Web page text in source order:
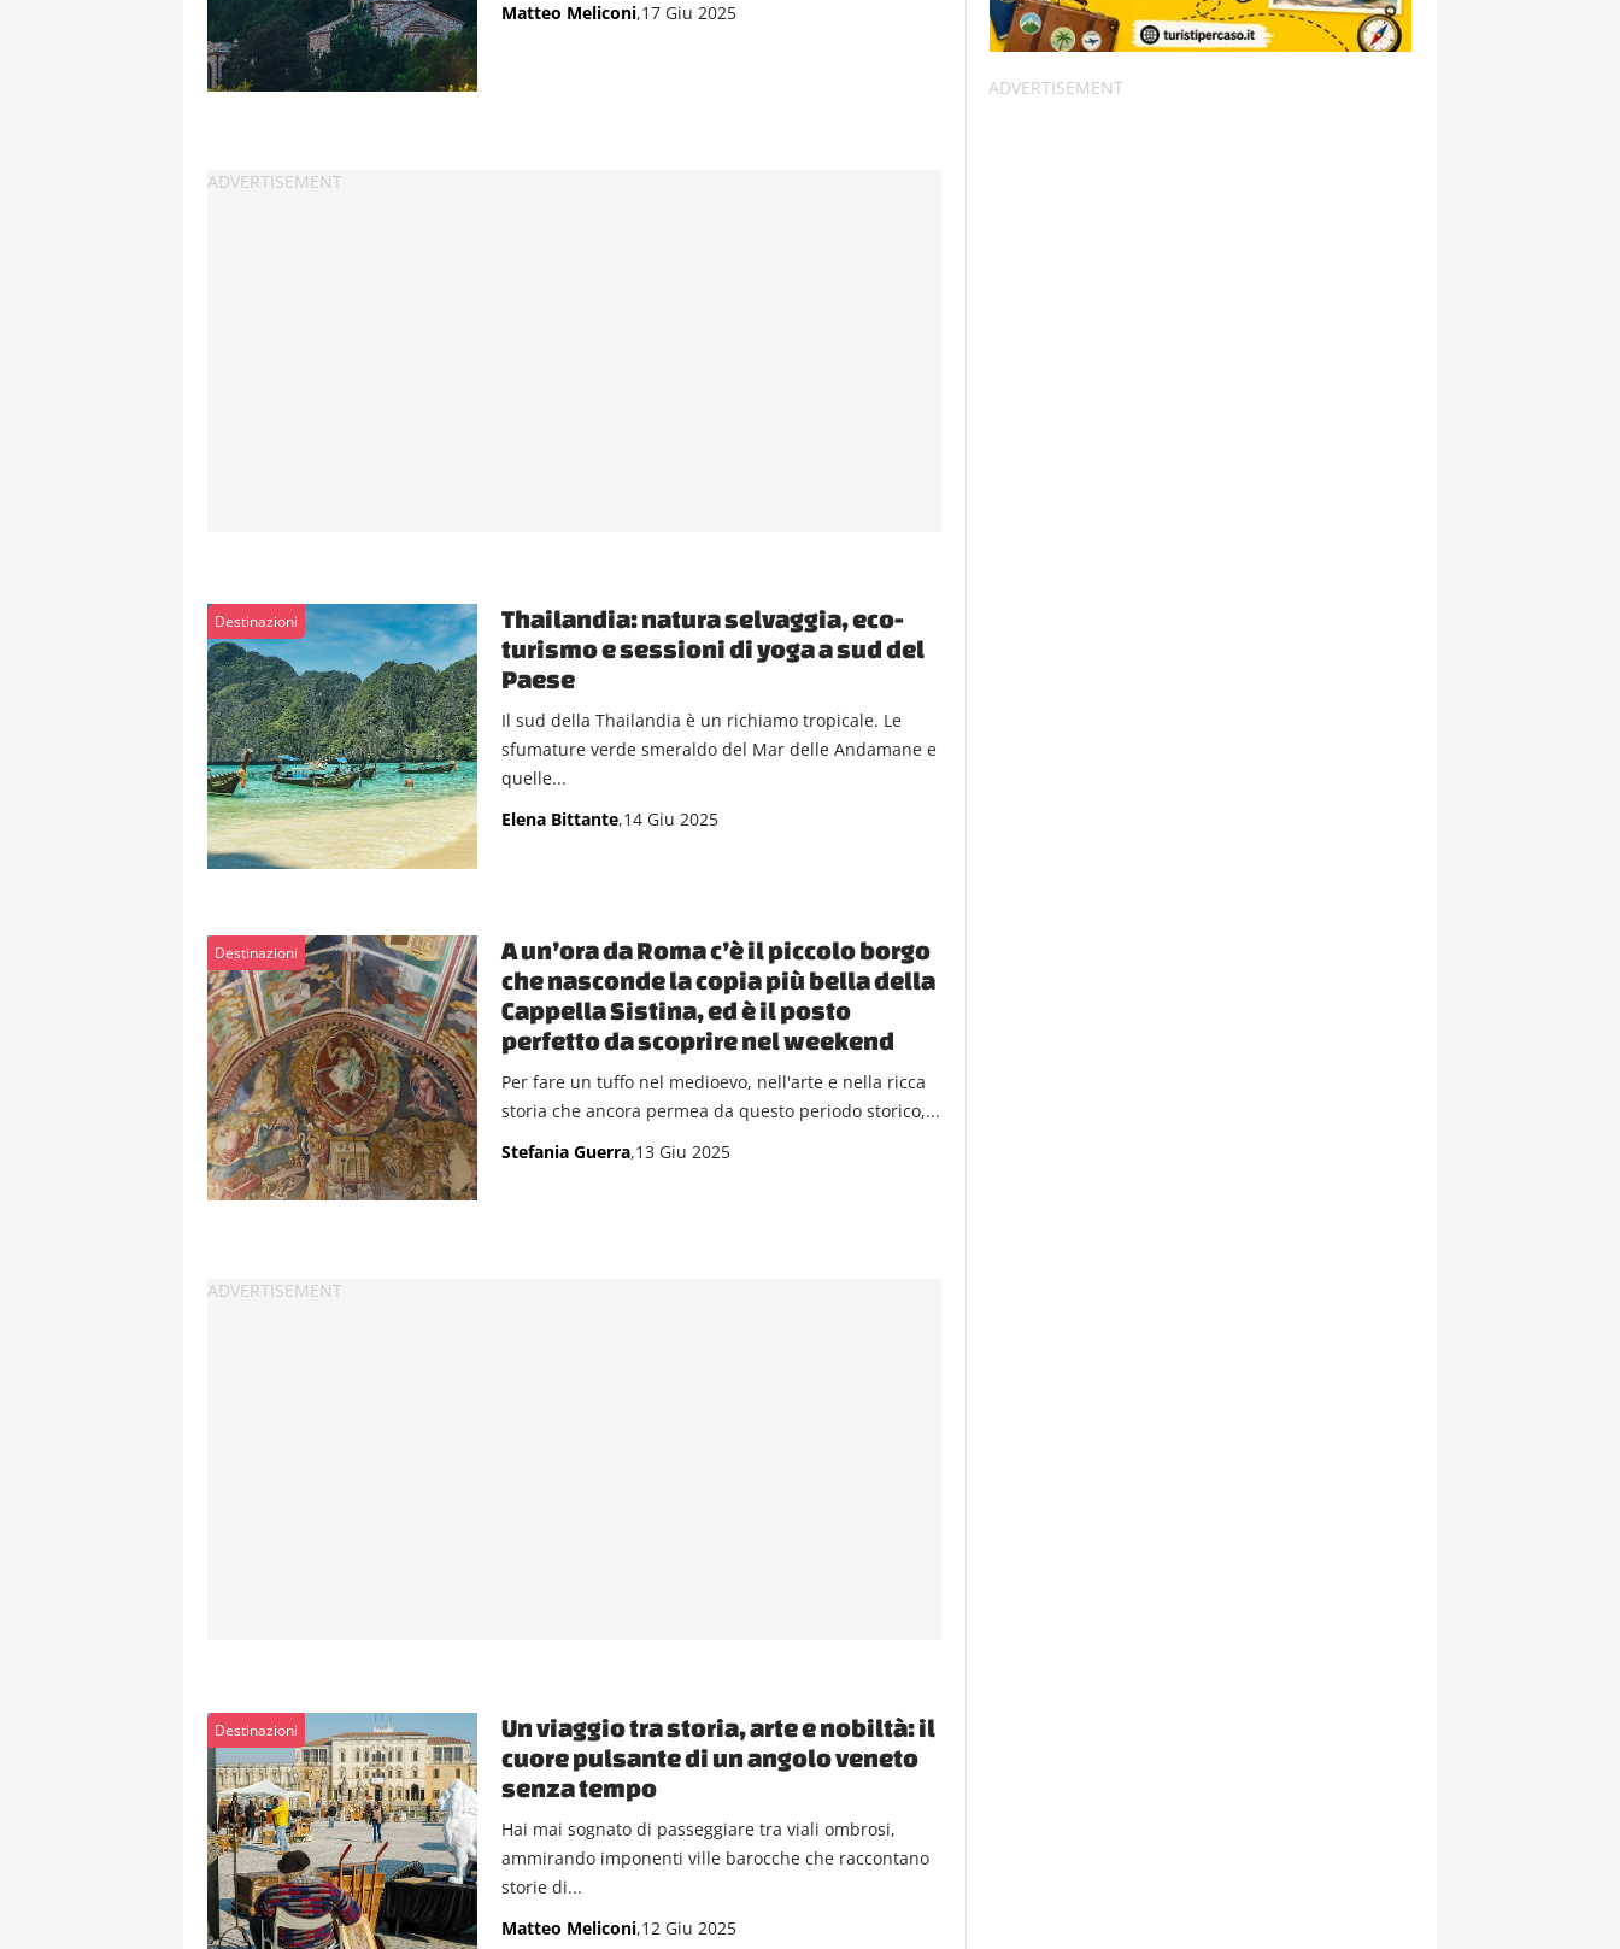
Matteo Meliconi,17 Giu 2025
Destinazioni
Thailandia: natura selvaggia, eco-
turismo e sessioni di yoga a sud del
Paese
Il sud della Thailandia è un richiamo tropicale. Le
sfumature verde smeraldo del Mar delle Andamane e
quelle...
Elena Bittante,14 Giu 2025
Destinazioni
A un’ora da Roma c’è il piccolo borgo
che nasconde la copia più bella della
Cappella Sistina, ed è il posto
perfetto da scoprire nel weekend
Per fare un tuffo nel medioevo, nell'arte e nella ricca
storia che ancora permea da questo periodo storico,...
Stefania Guerra,13 Giu 2025
Destinazioni
Un viaggio tra storia, arte e nobiltà: il
cuore pulsante di un angolo veneto
senza tempo
Hai mai sognato di passeggiare tra viali ombrosi,
ammirando imponenti ville barocche che raccontano
storie di...
Matteo Meliconi,12 Giu 2025